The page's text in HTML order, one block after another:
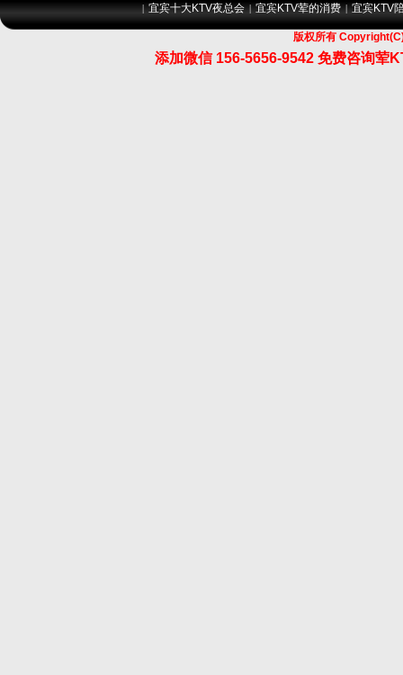
|宜宾十大KTV夜总会 |宜宾KTV荤的消费 |宜宾KTV
版权所有
添加微信 156-5656-9542 免费咨询荤